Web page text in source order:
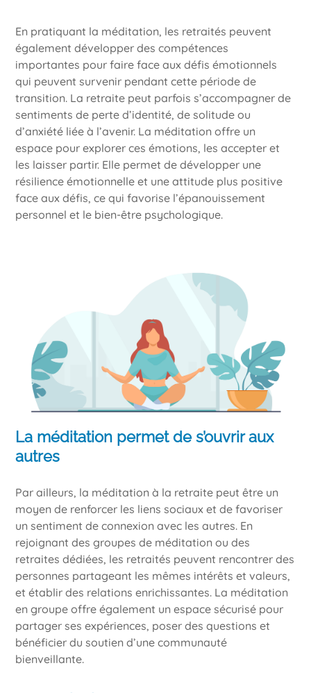
En pratiquant la méditation, les retraités peuvent
également développer des compétences
importantes pour faire face aux défis émotionnels
qui peuvent survenir pendant cette période de
transition. La retraite peut parfois s’accompagner de
sentiments de perte d’identité, de solitude ou
d’anxiété liée à l’avenir. La méditation offre un
espace pour explorer ces émotions, les accepter et
les laisser partir. Elle permet de développer une
résilience émotionnelle et une attitude plus positive
face aux défis, ce qui favorise l’épanouissement
personnel et le bien-être psychologique.
La méditation permet de s’ouvrir aux
autres
Par ailleurs, la méditation à la retraite peut être un
moyen de renforcer les liens sociaux et de favoriser
un sentiment de connexion avec les autres. En
rejoignant des groupes de méditation ou des
retraites dédiées, les retraités peuvent rencontrer des
personnes partageant les mêmes intérêts et valeurs,
et établir des relations enrichissantes. La méditation
en groupe offre également un espace sécurisé pour
partager ses expériences, poser des questions et
bénéficier du soutien d’une communauté
bienveillante.